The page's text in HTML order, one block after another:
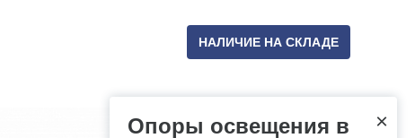
НАЛИЧИЕ НА СКЛАДЕ
×
Опоры освещения в